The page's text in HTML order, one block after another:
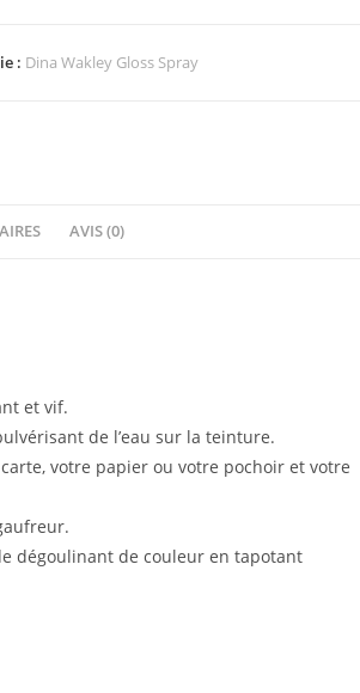
: Dina Wakley Gloss Spray
AVIS (0)
et vif.
de l’eau sur la teinture.
votre papier ou votre pochoir et votre
dégoulinant de couleur en tapotant